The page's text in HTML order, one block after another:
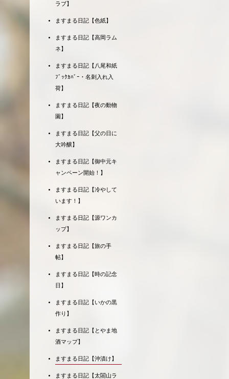
ラブ】
ますまる日記【色紙】
ますまる日記【高岡ラム
ネ】
ますまる日記【八尾和紙
ﾌﾞｯｸｶﾊﾞｰ・名刺入れ入
荷】
ますまる日記【夜の動物
園】
ますまる日記【父の日に
大吟醸】
ますまる日記【御中元キ
ャンペーン開始！】
ますまる日記【冷やして
います！】
ますまる日記【源ワンカ
ップ】
ますまる日記【旅の手
帖】
ますまる日記【時の記念
日】
ますまる日記【いかの黒
作り】
ますまる日記【とやま地
酒マップ】
ますまる日記【沖漬け】
ますまる日記【太閤山ラ